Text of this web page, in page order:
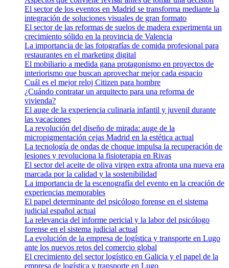
El sector de los eventos en Madrid se transforma mediante la
integración de soluciones visuales de gran formato
El sector de las reformas de suelos de madera experimenta un
crecimiento sólido en la provincia de Valencia
La importancia de las fotografías de comida profesional para
restaurantes en el marketing digital
El mobiliario a medida gana protagonismo en proyectos de
interiorismo que buscan aprovechar mejor cada espacio
Cuál es el mejor reloj Citizen para hombre
¿Cuándo contratar un arquitecto para una reforma de
vivienda?
El auge de la experiencia culinaria infantil y juvenil durante
las vacaciones
La revolución del diseño de mirada: auge de la
micropigmentación cejas Madrid en la estética actual
La tecnología de ondas de choque impulsa la recuperación de
lesiones y revoluciona la fisioterapia en Rivas
El sector del aceite de oliva virgen extra afronta una nueva era
marcada por la calidad y la sostenibilidad
La importancia de la escenografía del evento en la creación de
experiencias memorables
El papel determinante del psicólogo forense en el sistema
judicial español actual
La relevancia del informe pericial y la labor del psicólogo
forense en el sistema judicial actual
La evolución de la empresa de logística y transporte en Lugo
ante los nuevos retos del comercio global
El crecimiento del sector logístico en Galicia y el papel de la
empresa de logística y transporte en Lugo